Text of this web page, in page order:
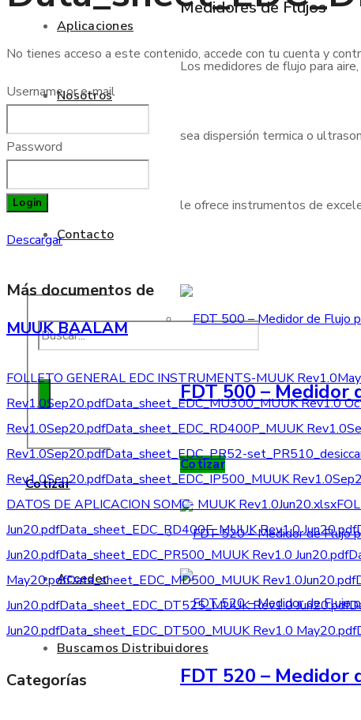
Aplicaciones
Nosotros
Blog
Contacto
Cotizar
Acceder
Buscamos Distribuidores
Medidores de Flujos
Los medidores de flujo para
sea dispersión termica o
le ofrece instrumentos de
FDT 500 – Medidor
Cotizar
FDT 520 – Medidor
No tienes acceso a este contenido, accede con tu cuenta y
Username or e-mail
Password
Login
Descargar
Más documentos de
MUUK BAALAM
FOLLETO GENERAL EDC INSTRUMENTS-MUUK
Rev1.0Sep20.pdfData_sheet_EDC_MU300_MUUK Rev1.0
Rev1.0Sep20.pdfData_sheet_EDC_RD400P_MUUK
Rev1.0Sep20.pdfData_sheet_EDC_PR52-
Rev1.0Sep20.pdfData_sheet_EDC_IP500_MUUK
DATOS DE APLICACION SOMC- MUUK Rev1.0Jun20.xlsx
Jun20.pdfData_sheet_EDC_RD400F_MUUK Rev1.0 Jun20.pdf
Jun20.pdfData_sheet_EDC_PR500_MUUK Rev1.0 Jun20.pdf
May20.pdfData_sheet_EDC_MD500_MUUK Rev1.0Jun20.pdf
Jun20.pdfData_sheet_EDC_DT525_MUUK Rev1.0 Jun20.pdf
Jun20.pdfData_sheet_EDC_DT500_MUUK Rev1.0 May20.pdf
Categorías